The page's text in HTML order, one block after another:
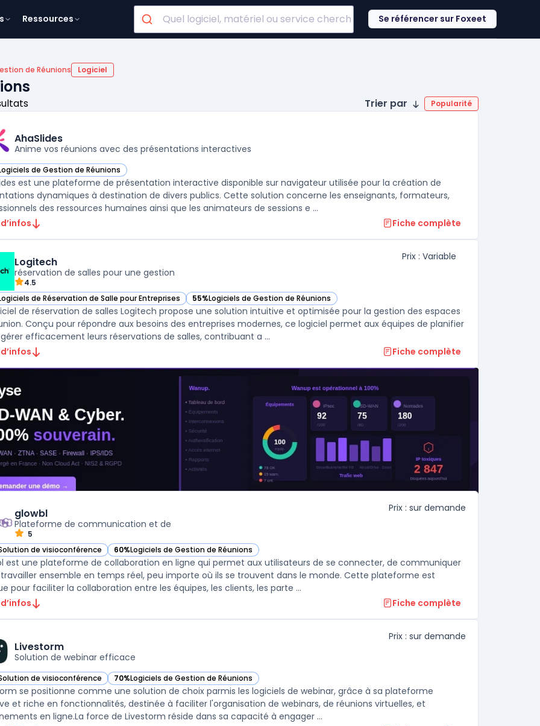
Ressources Se référencer sur Foxeet
de Réunions Logiciel
Trier par Popularité
AhaSlides
Anime vos réunions avec des présentations interactives
de Gestion de Réunions
AhaSlides dans cette catégorie
est une plateforme de présentation interactive disponible sur navigateur utilisée pour la création de
dynamiques à destination de divers publics. Cette solution concerne les enseignants, formateurs,
des ressources humaines ainsi que les animateurs de sessions e ...
Fiche complète
Logitech
réservation de salles pour une gestion
4.5
Prix : Variable
de Réservation de Salle pour Entreprises
Logitech dans cette catégorie 55%Logiciels de Gestion de Réunions
— voir Logitech dans cette catégorie
de réservation de salles Logitech propose une solution intuitive et optimisée pour la gestion des espaces
Conçu pour répondre aux besoins des entreprises modernes, ce logiciel permet aux équipes de planifier
efficacement leurs réservations de salles, contribuant a ...
Fiche complète
glowbl
Plateforme de communication et de
5
Prix : sur demande
de visioconférence
glowbl dans cette catégorie 60%Logiciels de Gestion de Réunions
— voir glowbl dans cette catégorie
est une plateforme de collaboration en ligne qui permet aux utilisateurs de se connecter, de communiquer
ensemble en temps réel, peu importe où ils se trouvent dans le monde. Cette plateforme est
pour faciliter la collaboration entre les équipes, les clients, les parte ...
Fiche complète
Livestorm
Solution de webinar efficace
Prix : sur demande
de visioconférence
Livestorm dans cette catégorie70%Logiciels de Gestion de Réunions
— voir Livestorm dans cette catégorie
se positionne comme une solution de choix parmis les logiciels de webinar, grâce à sa plateforme
et riche en fonctionnalités, destinée à faciliter l'organisation de webinars, de réunions virtuelles, et
d'événements en ligne.La force de Livestorm réside dans sa capacité à engager ...